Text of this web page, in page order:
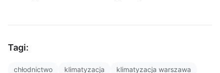
Tagi:
chłodnictwo klimatyzacja
klimatyzacja warszawa